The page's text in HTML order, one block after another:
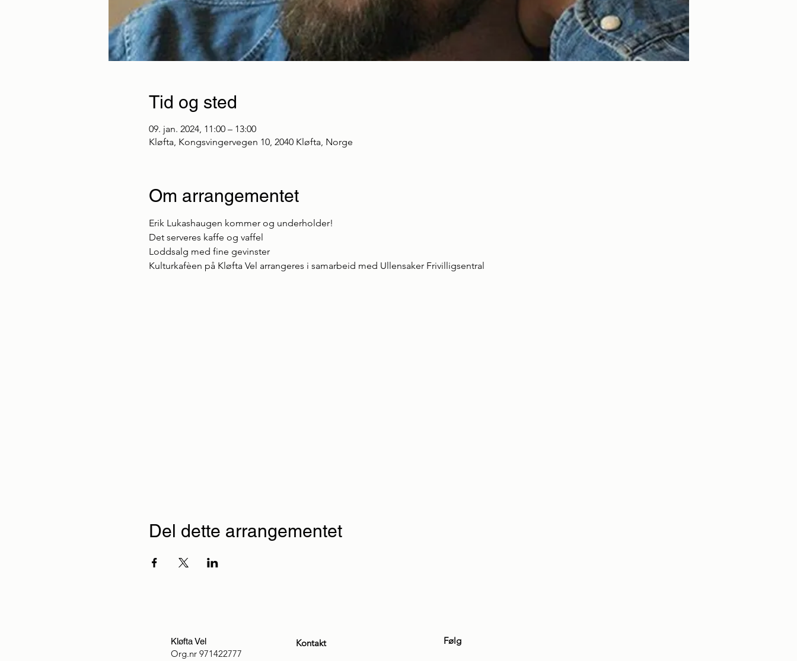
Tid og sted
09. jan. 2024, 11:00 – 13:00
Kløfta, Kongsvingervegen 10, 2040 Kløfta, Norge
Om arrangementet
Erik Lukashaugen kommer og underholder!
Det serveres kaffe og vaffel
Loddsalg med fine gevinster
Kulturkafèen på Kløfta Vel arrangeres i samarbeid med Ullensaker Frivilligsentral
Del dette arrangementet
Kløfta Vel
Org.nr 971422777
Kontakt Følg